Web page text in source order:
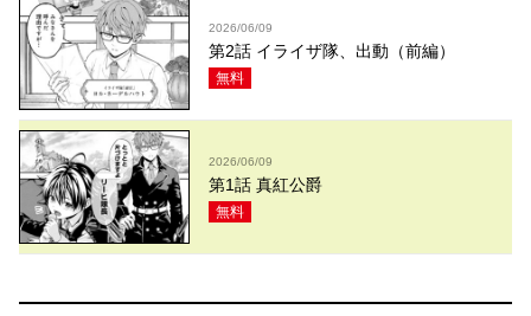
2026/06/09
第2話 イライザ隊、出動（前編）
無料
2026/06/09
第1話 真紅公爵
無料